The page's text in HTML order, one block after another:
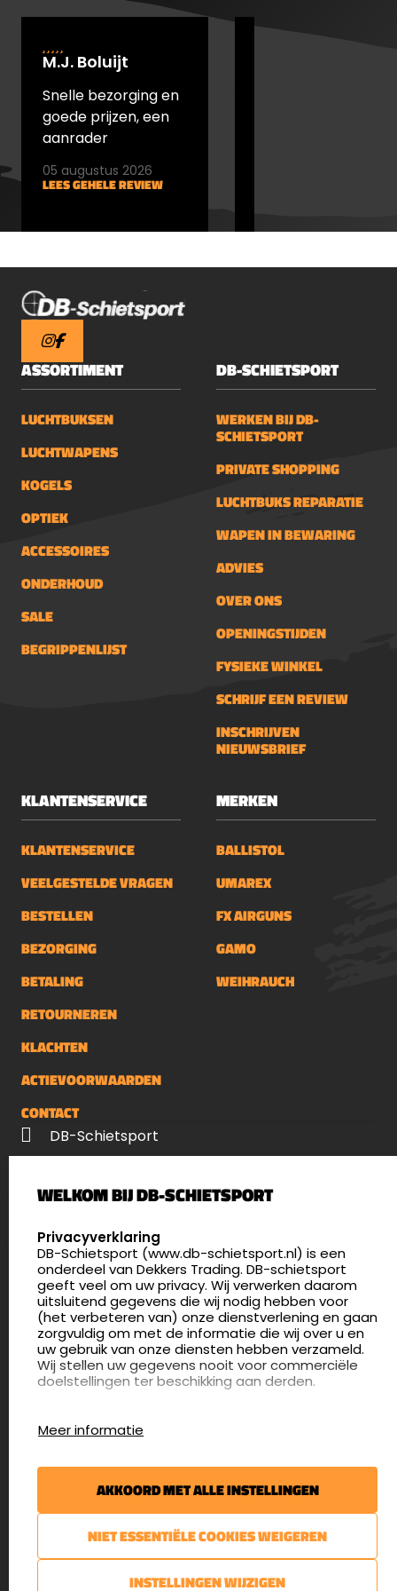
M.J. Boluijt
Snelle bezorging en
goede prijzen, een
aanrader
LEES GEHELE REVIEW
05 augustus 2026
ASSORTIMENT
LUCHTBUKSEN
LUCHTWAPENS
KOGELS
OPTIEK
ACCESSOIRES
ONDERHOUD
SALE
BEGRIPPENLIJST
DB-SCHIETSPORT
WERKEN BIJ DB-
SCHIETSPORT
PRIVATE SHOPPING
LUCHTBUKS REPARATIE
WAPEN IN BEWARING
ADVIES
OVER ONS
OPENINGSTIJDEN
FYSIEKE WINKEL
SCHRIJF EEN REVIEW
INSCHRIJVEN
NIEUWSBRIEF
KLANTENSERVICE
KLANTENSERVICE
VEELGESTELDE VRAGEN
BESTELLEN
BEZORGING
BETALING
RETOURNEREN
KLACHTEN
ACTIEVOORWAARDEN
CONTACT
MERKEN
BALLISTOL
UMAREX
FX AIRGUNS
GAMO
WEIHRAUCH
DB-Schietsport
5411 LX Zeeland
4.8
175 beoordelingen
info@db-schietsport.nl
Openingstijden
Dinsdag en donderdag: 13:00 - 17:00 én 18:00 - 21:00
uur
Afspraak maken
Nieuwsbrief
€5,- kortingsbon voor uw volgende bestelling.
Blijf op de hoogte van het laatste nieuws
WELKOM BIJ DB-SCHIETSPORT
SELECT LANGUAGE
Privacyverklaring
DB-Schietsport (www.db-schietsport.nl) is een
onderdeel van Dekkers Trading. DB-schietsport
geeft veel om uw privacy. Wij verwerken daarom
uitsluitend gegevens die wij nodig hebben voor
(het verbeteren van) onze dienstverlening en gaan
zorgvuldig om met de informatie die wij over u en
uw gebruik van onze diensten hebben verzameld.
Wij stellen uw gegevens nooit voor commerciële
doelstellingen ter beschikking aan derden.
website gebruiken en hoe effectief de Adwords-
advertenties van Dekkers trading bij Google
zoekresultaatpagina’s zijn. De aldus verkregen
informatie wordt, met inbegrip van het adres van
uw computer (IP-adres), overgebracht naar en
Meer informatie
AKKOORD MET ALLE INSTELLINGEN
NIET ESSENTIËLE COOKIES WEIGEREN
INSTELLINGEN WIJZIGEN